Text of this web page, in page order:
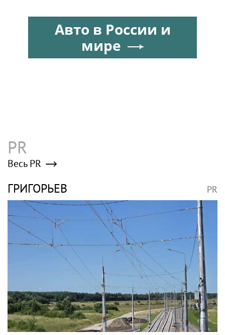
Геленджике
анорексией и помощи
Тимати
Авто в России и
мире
PR
Весь PR
ГРИГОРЬЕВ PR